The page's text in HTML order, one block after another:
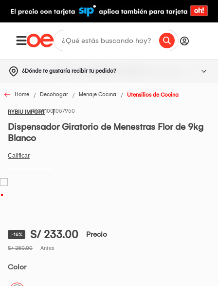
¿Dónde te gustaría recibir tu pedido?
Home Decohogar Menaje Cocina Utensilios de Cocina
RYBIU IMPORT1001057950
Dispensador Giratorio de Menestras Flor de 9kg
Blanco
-16% S/ 233.00 Precio
S/ 280.00 Antes
Color